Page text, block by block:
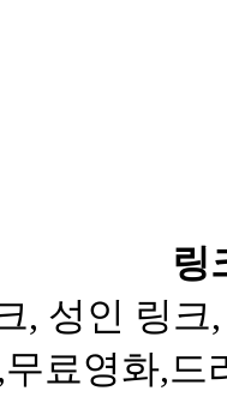
링
, 성인 링
료영화,